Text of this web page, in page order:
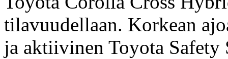
tilavuudellaan. Korkean
ja aktiivinen Toyota Safety